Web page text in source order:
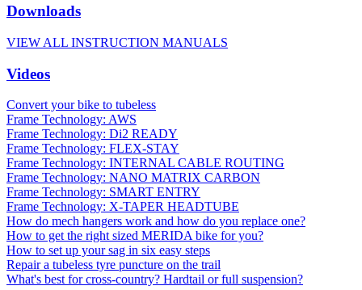
Downloads
VIEW ALL INSTRUCTION MANUALS
Videos
Convert your bike to tubeless
Frame Technology: AWS
Frame Technology: Di2 READY
Frame Technology: FLEX-STAY
Frame Technology: INTERNAL CABLE ROUTING
Frame Technology: NANO MATRIX CARBON
Frame Technology: SMART ENTRY
Frame Technology: X-TAPER HEADTUBE
How do mech hangers work and how do you replace one?
How to get the right sized MERIDA bike for you?
How to set up your sag in six easy steps
Repair a tubeless tyre puncture on the trail
What's best for cross-country? Hardtail or full suspension?